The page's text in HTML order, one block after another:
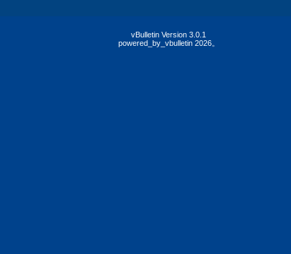
vBulletin Version 3.0.1
powered_by_vbulletin 2026。